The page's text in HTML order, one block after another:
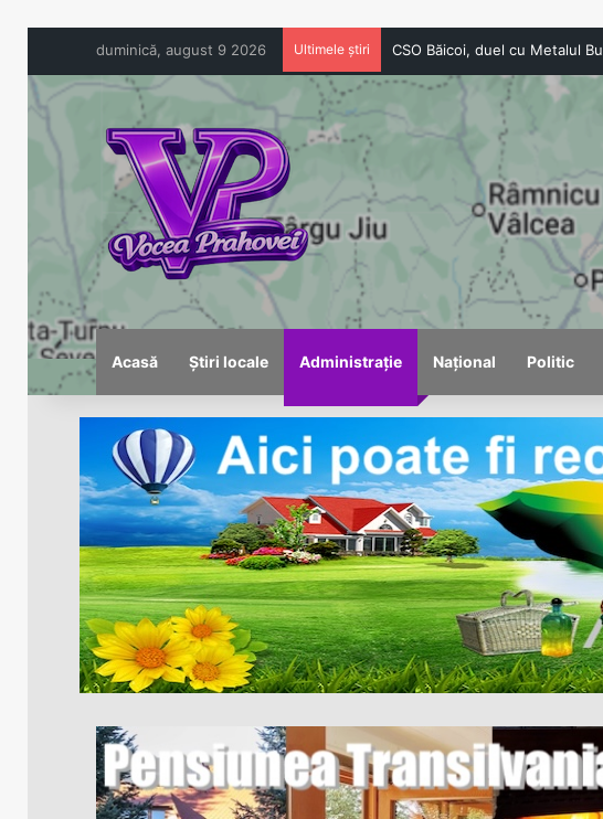
duminică, august 9 2026 Ultimele știri
Acasă Știri locale Administrație Național Politic